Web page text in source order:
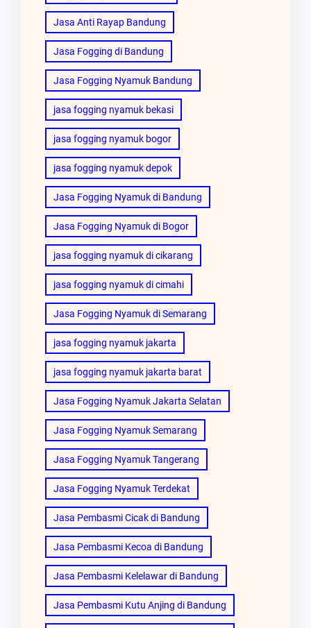
Jasa Anti Rayap Bandung
Jasa Fogging di Bandung
Jasa Fogging Nyamuk Bandung
jasa fogging nyamuk bekasi
jasa fogging nyamuk bogor
jasa fogging nyamuk depok
Jasa Fogging Nyamuk di Bandung
Jasa Fogging Nyamuk di Bogor
jasa fogging nyamuk di cikarang
jasa fogging nyamuk di cimahi
Jasa Fogging Nyamuk di Semarang
jasa fogging nyamuk jakarta
jasa fogging nyamuk jakarta barat
Jasa Fogging Nyamuk Jakarta Selatan
Jasa Fogging Nyamuk Semarang
Jasa Fogging Nyamuk Tangerang
Jasa Fogging Nyamuk Terdekat
Jasa Pembasmi Cicak di Bandung
Jasa Pembasmi Kecoa di Bandung
Jasa Pembasmi Kelelawar di Bandung
Jasa Pembasmi Kutu Anjing di Bandung